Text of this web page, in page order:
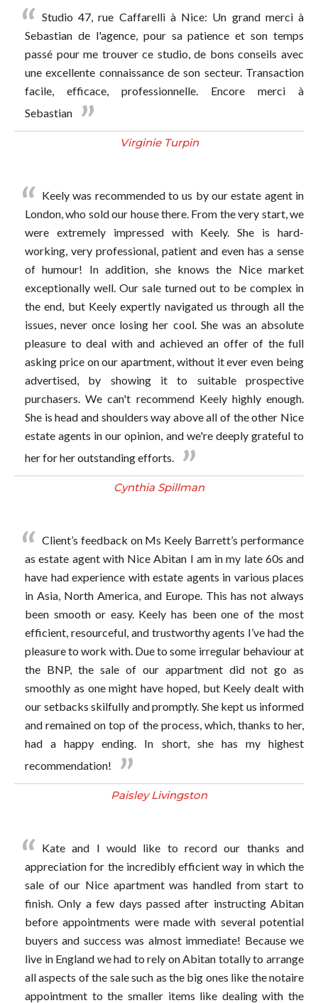
Studio 47, rue Caffarelli à Nice: Un grand merci à
Sebastian de l'agence, pour sa patience et son temps
passé pour me trouver ce studio, de bons conseils avec
une excellente connaissance de son secteur. Transaction
facile, efficace, professionnelle. Encore merci à
Sebastian
Virginie Turpin
Keely was recommended to us by our estate agent in
London, who sold our house there. From the very start, we
were extremely impressed with Keely. She is hard-
working, very professional, patient and even has a sense
of humour! In addition, she knows the Nice market
exceptionally well. Our sale turned out to be complex in
the end, but Keely expertly navigated us through all the
issues, never once losing her cool. She was an absolute
pleasure to deal with and achieved an offer of the full
asking price on our apartment, without it ever even being
advertised, by showing it to suitable prospective
purchasers. We can't recommend Keely highly enough.
She is head and shoulders way above all of the other Nice
estate agents in our opinion, and we're deeply grateful to
her for her outstanding efforts.
Cynthia Spillman
Client’s feedback on Ms Keely Barrett’s performance
as estate agent with Nice Abitan I am in my late 60s and
have had experience with estate agents in various places
in Asia, North America, and Europe. This has not always
been smooth or easy. Keely has been one of the most
efficient, resourceful, and trustworthy agents I’ve had the
pleasure to work with. Due to some irregular behaviour at
the BNP, the sale of our appartment did not go as
smoothly as one might have hoped, but Keely dealt with
our setbacks skilfully and promptly. She kept us informed
and remained on top of the process, which, thanks to her,
had a happy ending. In short, she has my highest
recommendation!
Paisley Livingston
Kate and I would like to record our thanks and
appreciation for the incredibly efficient way in which the
sale of our Nice apartment was handled from start to
finish. Only a few days passed after instructing Abitan
before appointments were made with several potential
buyers and success was almost immediate! Because we
live in England we had to rely on Abitan totally to arrange
all aspects of the sale such as the big ones like the notaire
appointment to the smaller items like dealing with the